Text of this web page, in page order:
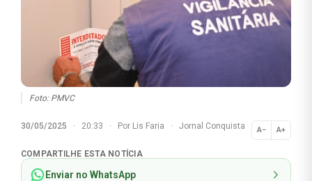
Foto: PMVC
30/05/2025 · 20:33 · Por Lis Faria · Jornal Conquista A− A+
Normal
COMPARTILHE ESTA NOTÍCIA
Enviar no WhatsApp